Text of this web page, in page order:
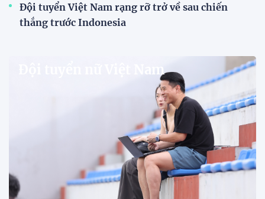
HLV Văn Sỹ Sơn: "Tôi đặt bút ký bằng niềm tin
Sông Lam Nghệ An. Nhà cầm quân người xứ Nghệ
khẳng định ông nhận nhiệm vụ bằng "niềm tin và
khát vọng", đồng thời đặt nhiều kỳ vọng vào thế hệ
CLB Sông Lam Nghệ An chính thức có nhà tài trợ